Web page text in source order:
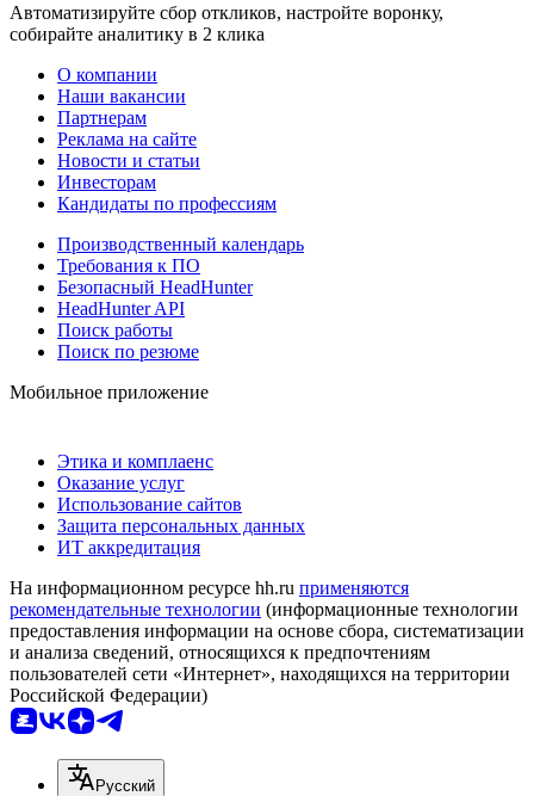
Автоматизируйте сбор откликов, настройте воронку,
собирайте аналитику в 2 клика
О компании
Наши вакансии
Партнерам
Реклама на сайте
Новости и статьи
Инвесторам
Кандидаты по профессиям
Производственный календарь
Требования к ПО
Безопасный HeadHunter
HeadHunter API
Поиск работы
Поиск по резюме
Мобильное приложение
Этика и комплаенс
Оказание услуг
Использование сайтов
Защита персональных данных
ИТ аккредитация
На информационном ресурсе hh.ru применяются
рекомендательные технологии (информационные технологии
предоставления информации на основе сбора, систематизации
и анализа сведений, относящихся к предпочтениям
пользователей сети «Интернет», находящихся на территории
Российской Федерации)
Русский